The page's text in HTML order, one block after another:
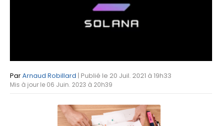
ParArnaud Robillard | Publié le 20 Juil. 2021 à 19h33
Mis à jour le 06 Juin. 2023 à 20h39